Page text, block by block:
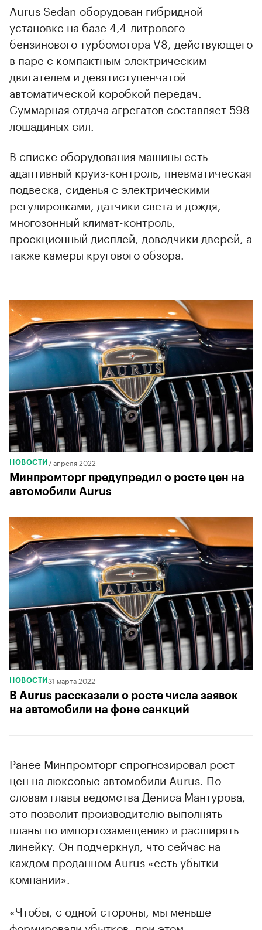
Aurus Sedan оборудован гибридной
установке на базе 4,4-литрового
бензинового турбомотора V8, действующего
в паре с компактным электрическим
двигателем и девятиступенчатой
автоматической коробкой передач.
Суммарная отдача агрегатов составляет 598
лошадиных сил.
В списке оборудования машины есть
адаптивный круиз-контроль, пневматическая
подвеска, сиденья с электрическими
регулировками, датчики света и дождя,
многозонный климат-контроль,
проекционный дисплей, доводчики дверей, а
также камеры кругового обзора.
НОВОСТИ 7 апреля 2022
Минпромторг предупредил о росте цен на
автомобили Aurus
НОВОСТИ 31 марта 2022
В Aurus рассказали о росте числа заявок
на автомобили на фоне санкций
Ранее Минпромторг спрогнозировал рост
цен на люксовые автомобили Aurus. По
словам главы ведомства Дениса Мантурова,
это позволит производителю выполнять
планы по импортозамещению и расширять
линейку. Он подчеркнул, что сейчас на
каждом проданном Aurus «есть убытки
компании».
«Чтобы, с одной стороны, мы меньше